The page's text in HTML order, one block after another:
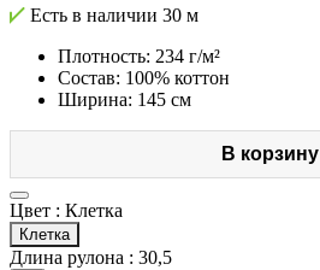
Есть в наличии 30 м
Плотность: 234 г/м²
Состав: 100% коттон
Ширина: 145 см
В корзину
Цвет : Клетка
Клетка
Длина рулона : 30,5